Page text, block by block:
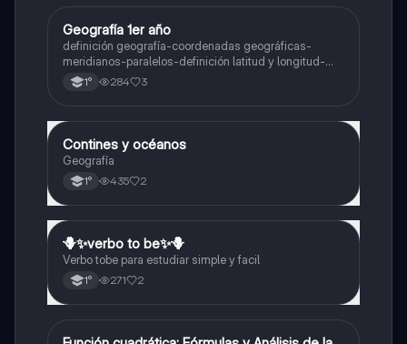
Geografía
Geografía 1er año
definición geografía-coordenadas geográficas-
meridianos-paralelos-definición latitud y longitud-
elementos del mapa-definición mapa-localización
relativa y absoluta
1° 284 3
Geografía
Contines y océanos
Geografía
1° 435 2
Inglés
🪻✨️verbo to be✨️🪻
Verbo tobe para estudiar simple y facil
1° 271 2